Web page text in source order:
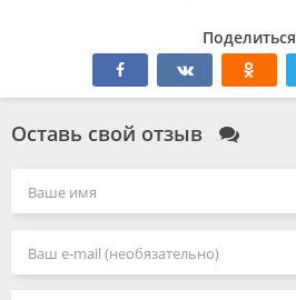
Поделиться
Оставь свой отзыв